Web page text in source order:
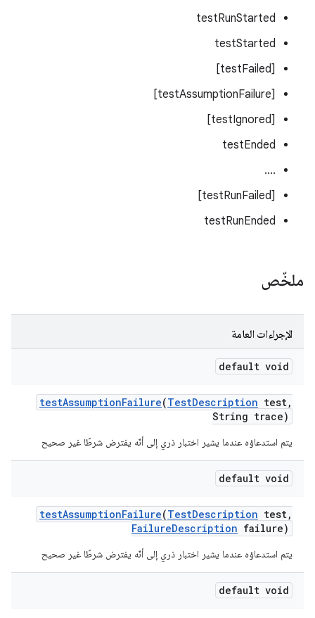
testRunStarted
testStarted
[testFailed]
[testAssumptionFailure]
[testIgnored]
testEnded
....
[testRunFailed]
testRunEnded
ملخّص
الإجراءات العامة
default void
testAssumptionFailure(TestDescription test,
String trace)
يتم استدعاؤه عندما يشير اختبار ذري إلى أنّه يفترض شرطًا غير صحيح
default void
testAssumptionFailure(TestDescription test,
FailureDescription failure)
يتم استدعاؤه عندما يشير اختبار ذري إلى أنّه يفترض شرطًا غير صحيح
default void